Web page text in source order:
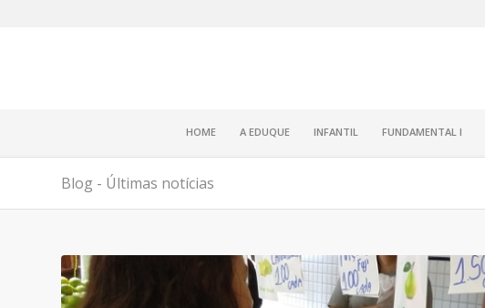
HOME A EDUQUE INFANTIL FUNDAMENTAL I
Blog - Últimas notícias